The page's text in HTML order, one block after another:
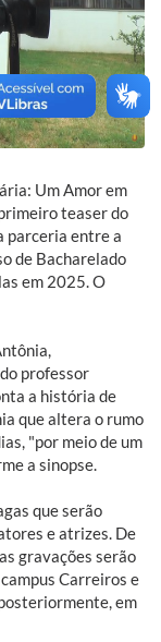
Um Amor em
teaser do
parceria entre a
de Bacharelado
em 2025. O
professor
a história de
que altera o rumo
"por meio de um
a sinopse.
que serão
e atrizes. De
gravações serão
Carreiros e
em